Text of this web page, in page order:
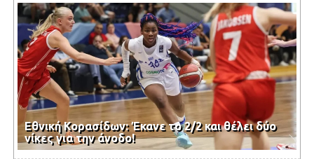
Εθνική Κορασίδων: Έκανε το 2/2 και θέλει δύο
νίκες για την άνοδο!